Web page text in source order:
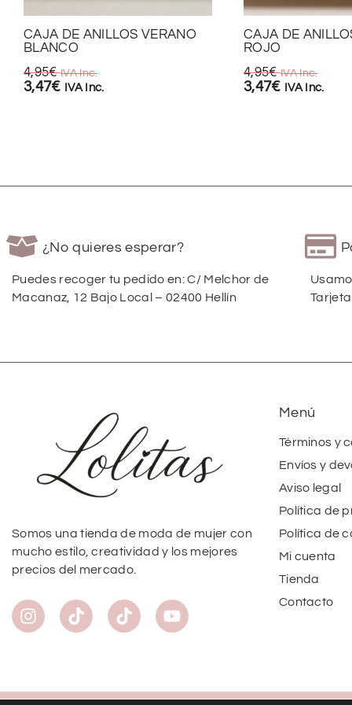
CAJA DE ANILLOS VERANO
BLANCO
4,95€ IVA Inc.
3,47€ IVA Inc.
CAJA DE
ROJO
4,95€ IVA Inc.
3,47€ IVA Inc.
¿No quieres esperar?
Puedes recoger tu pedido en: C/ Melchor de
Macanaz, 12 Bajo Local – 02400 Hellín
Somos una tienda de moda de mujer con
mucho estilo, creatividad y los mejores
precios del mercado.
Menú
Términos y
Envíos y
Aviso legal
Política de
Política de
Mi cuenta
Tienda
Contacto